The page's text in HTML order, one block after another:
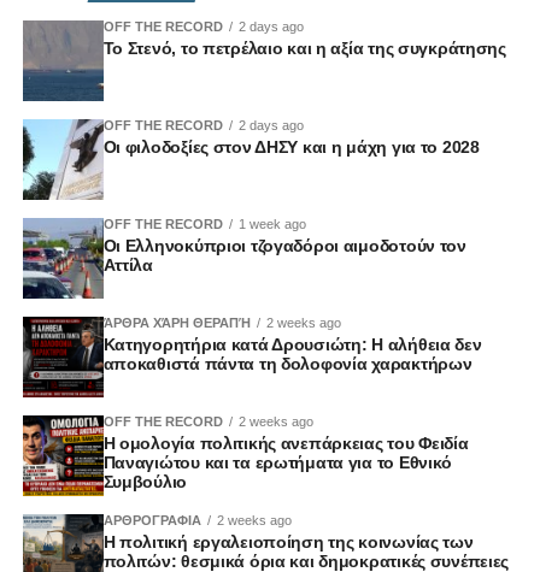
OFF THE RECORD 2 days ago
Το Στενό, το πετρέλαιο και η αξία της συγκράτησης
OFF THE RECORD 2 days ago
Οι φιλοδοξίες στον ΔΗΣΥ και η μάχη για το 2028
OFF THE RECORD 1 week ago
Οι Ελληνοκύπριοι τζογαδόροι αιμοδοτούν τον
Αττίλα
ΆΡΘΡΑ ΧΆΡΗ ΘΕΡΑΠΉ 2 weeks ago
Κατηγορητήρια κατά Δρουσιώτη: Η αλήθεια δεν
αποκαθιστά πάντα τη δολοφονία χαρακτήρων
OFF THE RECORD 2 weeks ago
Η ομολογία πολιτικής ανεπάρκειας του Φειδία
Παναγιώτου και τα ερωτήματα για το Εθνικό
Συμβούλιο
ΑΡΘΡΟΓΡΑΦΙΑ 2 weeks ago
Η πολιτική εργαλειοποίηση της κοινωνίας των
πολιτών: θεσμικά όρια και δημοκρατικές συνέπειες